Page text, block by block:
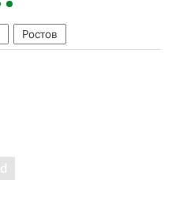
Ростов